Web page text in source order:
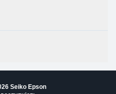
Seiko Epson